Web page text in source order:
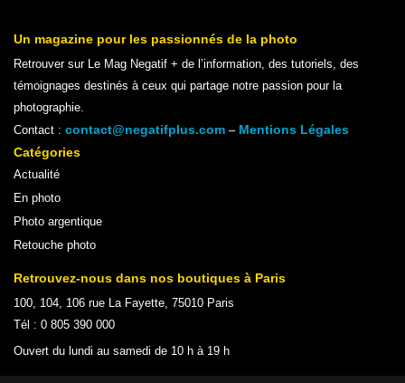
Un magazine pour les passionnés de la photo
Retrouver sur Le Mag Negatif + de l’information, des tutoriels, des
témoignages destinés à ceux qui partage notre passion pour la
photographie.
Contact : contact@negatifplus.com – Mentions Légales
Catégories
Actualité
En photo
Photo argentique
Retouche photo
Retrouvez-nous dans nos boutiques à Paris
100, 104, 106 rue La Fayette, 75010 Paris
Tél : 0 805 390 000
Ouvert du lundi au samedi de 10 h à 19 h